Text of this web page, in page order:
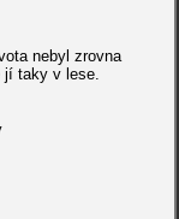
nebyl zrovna
jí taky v lese.